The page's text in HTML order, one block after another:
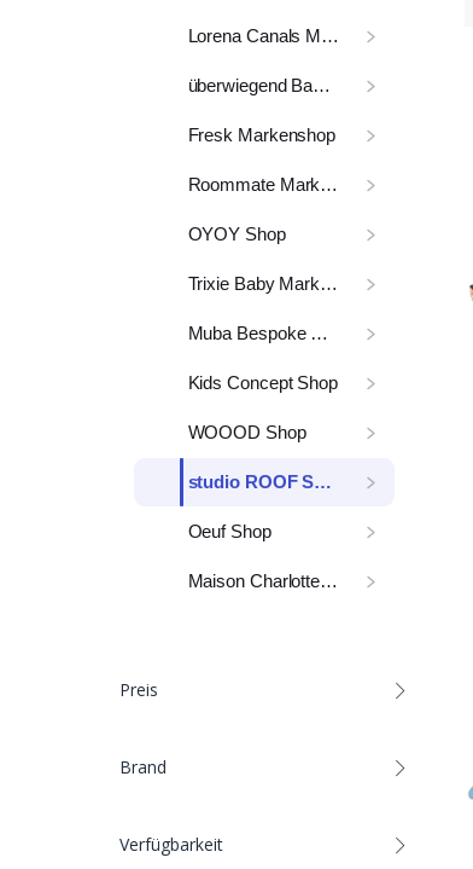
Lorena Canals Markenshop
überwiegend Babyausstattung
Fresk Markenshop
Roommate Markenshop
OYOY Shop
Trixie Baby Markenshop
Muba Bespoke Shop
Kids Concept Shop
WOOOD Shop
studio ROOF Shop
Oeuf Shop
Maison Charlotte Shop
Preis
Brand
Verfügbarkeit